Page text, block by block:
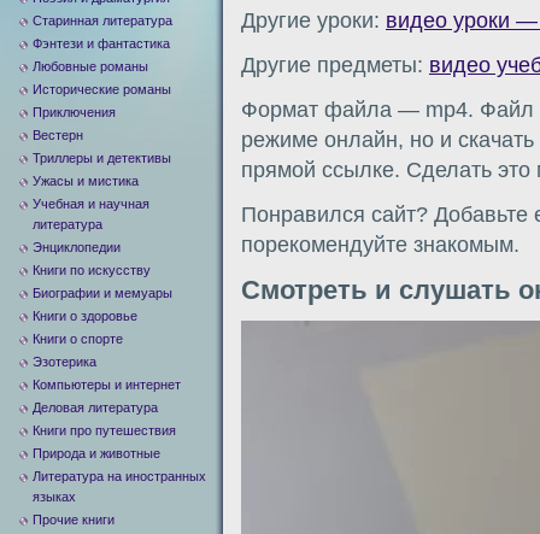
Другие уроки: видео уроки
Другие предметы: видео
Формат файла — mp4. Файл
режиме онлайн, но и
прямой ссылке. Сделать
Понравился сайт? Добавьте
порекомендуйте знакомым.
Смотреть и слушать
Старинная литература
Фэнтези и фантастика
Любовные романы
Исторические романы
Приключения
Вестерн
Триллеры и детективы
Ужасы и мистика
Учебная и научная
литература
Энциклопедии
Книги по искусству
Биографии и мемуары
Книги о здоровье
Книги о спорте
Эзотерика
Компьютеры и интернет
Деловая литература
Книги про путешествия
Природа и животные
Литература на иностранных
языках
Прочие книги